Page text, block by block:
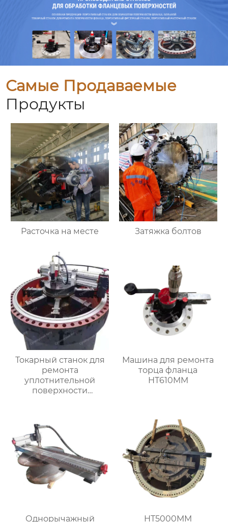
Самые Продаваемые
Продукты
Расточка на месте Затяжка болтов
Токарный станок для
ремонта
уплотнительной
поверхности
Машина для ремонта
торца фланца
HT610MM
Однорычажный
HT5000MM